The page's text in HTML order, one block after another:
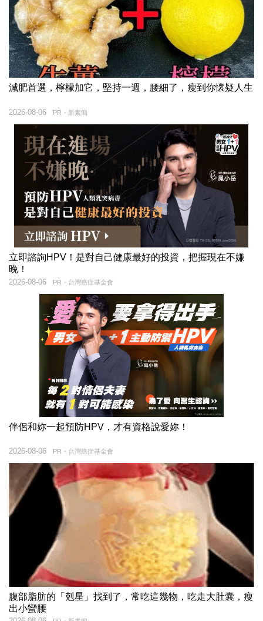
減肥首選，檸檬加它，堅持一週，腰細了，瘦到你懷疑人生
PR・新素簡
2026-08-06
立即諮詢HPV！是對自己健康最好的投資，把握現在不嫌
晚！
PR・台灣癌症基金會
2026-08-06
伴侶和妳一起預防HPV，才有資格說愛妳！
PR・台灣癌症基金會
2026-08-06
腹部脂肪的「剋星」找到了，常吃這幾物，吃走大肚囊，瘦
出小蠻腰